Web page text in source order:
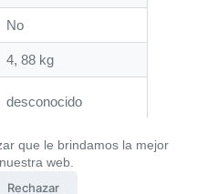
que le brindamos la mejor
web.
Rechazar
‎No
‎4, 88 kg
‎desconocido